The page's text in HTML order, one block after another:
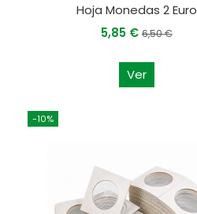
Hoja Monedas 2 Euro
5,85 €6,50 €
Ver
-10%